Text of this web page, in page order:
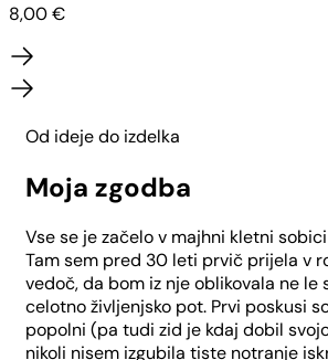
8,00€
Od ideje do izdelka
Moja zgodba
Vse se je začelo v majhni kletni
Tam sem pred 30 leti prvič prijela v
vedoč, da bom iz nje oblikovala ne le
celotno življenjsko pot. Prvi poskusi
popolni (pa tudi zid je kdaj dobil
nikoli nisem izgubila tiste notranje